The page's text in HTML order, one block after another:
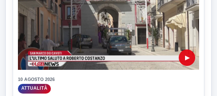
▶
10 AGOSTO 2026
ATTUALITÀ